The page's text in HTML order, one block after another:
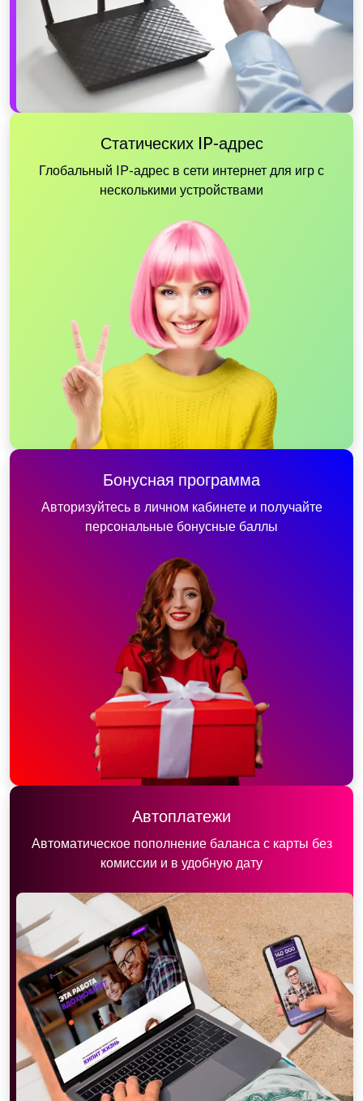
Статических IP-адрес
Глобальный IP-адрес в сети интернет для игр с
несколькими устройствами
Бонусная программа
Авторизуйтесь в личном кабинете и получайте
персональные бонусные баллы
Автоплатежи
Автоматическое пополнение баланса с карты без
комиссии и в удобную дату